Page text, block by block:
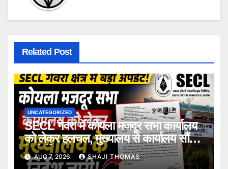
Related Post
UNCATEGORIZED
SECL गेवरा में कोयला मजदूर सभा कार्यालय
को लेकर हलचल, मुख्यालय से कार्यालय सौंपने
के निर्देश।
AUG 7, 2026 SHAJI THOMAS